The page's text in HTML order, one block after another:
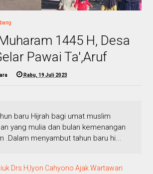
1445 H, Desa
Pawai Ta',Aruf
Rabu, 19 Juli 2023
baru Hijrah bagi umat muslim
yang mulia dan bulan kemenangan
.Dalam menyambut tahun baru hi...
Drs.H,Iyon Cahyono Ajak Wartawan